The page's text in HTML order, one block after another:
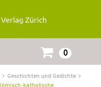
0
Geschichten und Gedichte